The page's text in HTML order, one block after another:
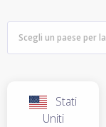
Stati
Uniti